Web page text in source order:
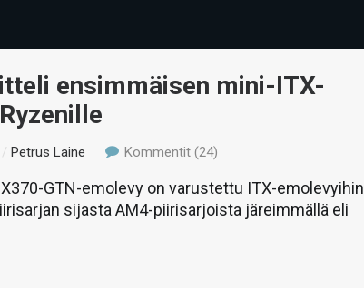
ensimmäisen mini-ITX-
/Petrus Laine Kommentit (24)
GTN-emolevy on varustettu ITX-emolevyihin
sijasta AM4-piirisarjoista järeimmällä eli